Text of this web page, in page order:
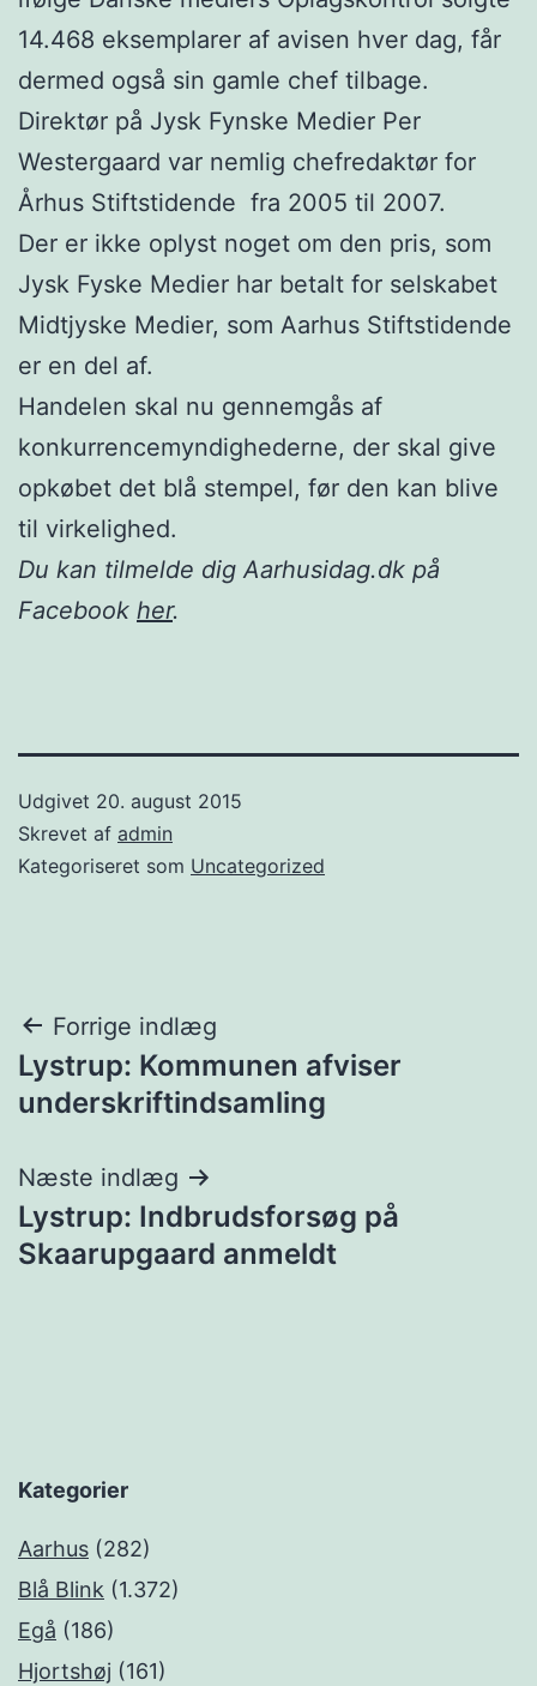
14.468 eksemplarer af avisen hver dag, får
dermed også sin gamle chef tilbage.
Direktør på Jysk Fynske Medier Per
Westergaard var nemlig chefredaktør for
Århus Stiftstidende fra 2005 til 2007.
Der er ikke oplyst noget om den pris, som
Jysk Fyske Medier har betalt for selskabet
Midtjyske Medier, som Aarhus Stiftstidende
er en del af.
Handelen skal nu gennemgås af
konkurrencemyndighederne, der skal give
opkøbet det blå stempel, før den kan blive
til virkelighed.
Du kan tilmelde dig Aarhusidag.dk på
Facebook her.
Udgivet 20. august 2015
Skrevet af admin
Kategoriseret som Uncategorized
Indlægsnavigation
Forrige indlæg
Lystrup: Kommunen afviser
underskriftindsamling
Næste indlæg
Lystrup: Indbrudsforsøg på
Skaarupgaard anmeldt
Kategorier
Aarhus (282)
Blå Blink (1.372)
Egå (186)
Hjortshøj (161)